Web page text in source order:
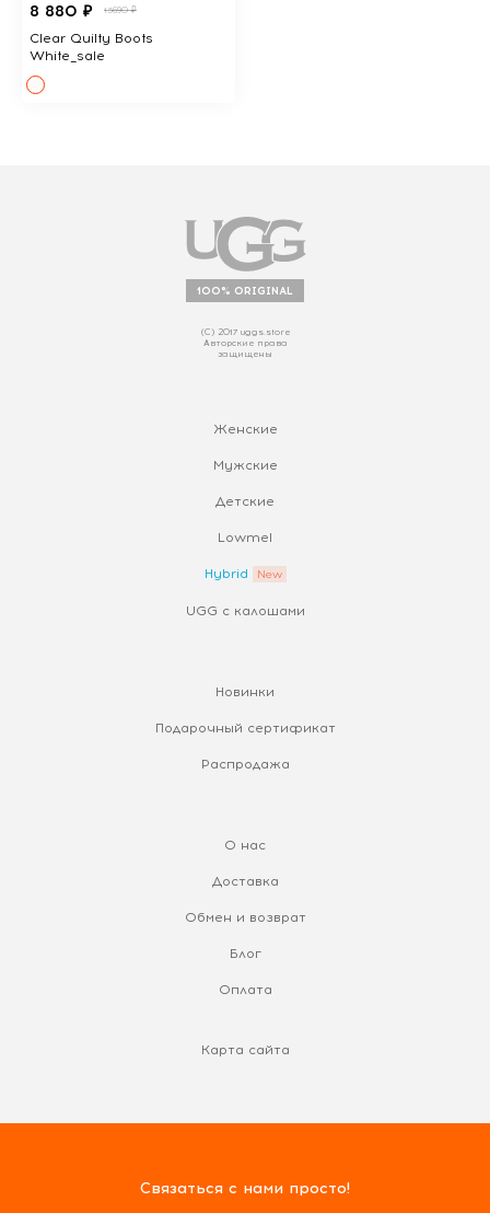
8 880 ₽ 13690 ₽
Clear Quilty Boots
White_sale
100% ORIGINAL
(С) 2017 uggs.store
Авторские права
защищены
Женские
Мужские
Детские
Lowmel
Hybrid
UGG с калошами
Новинки
Подарочный сертификат
Распродажа
О нас
Доставка
Обмен и возврат
Блог
Оплата
Карта сайта
Связаться с нами просто!